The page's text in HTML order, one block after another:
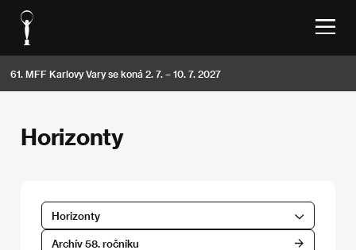
61. MFF Karlovy Vary se koná 2. 7. – 10. 7. 2027
Horizonty
Horizonty
Archív 58. ročníku